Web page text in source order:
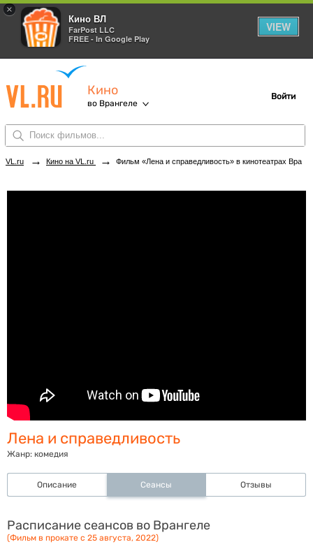
×
Кино ВЛ
FarPost LLC
FREE - In Google Play
VIEW
Кино
во Врангеле
Войти
VL.ru → Кино на VL.ru → Фильм «Лена и справедливость» в кинотеатрах Врангеля. Купить билеты!
Лена и справедливость
Жанр: комедия
Описание Сеансы Отзывы
Расписание сеансов во Врангеле
(Фильм в прокате с 25 августа, 2022)